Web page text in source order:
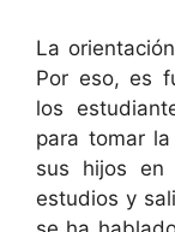
La
Por eso, es
los
para tomar
sus hijos en
estudios y